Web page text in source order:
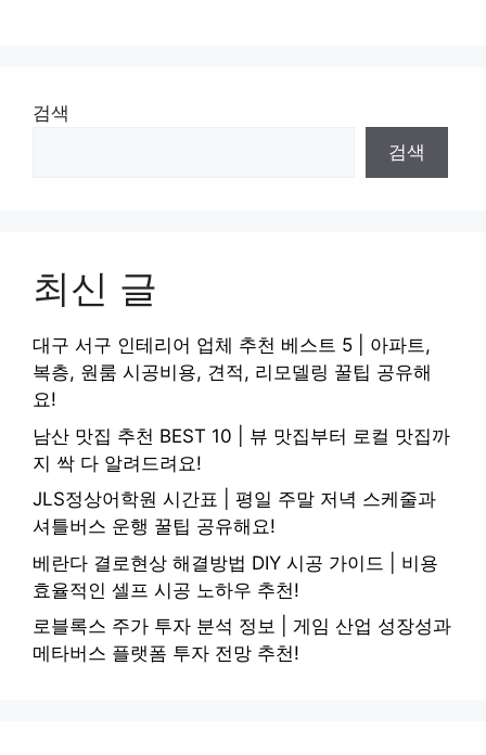
검색
검색
최신 글
대구 서구 인테리어 업체 추천 베스트 5 | 아파트,
복층, 원룸 시공비용, 견적, 리모델링 꿀팁 공유해
요!
남산 맛집 추천 BEST 10 | 뷰 맛집부터 로컬 맛집까
지 싹 다 알려드려요!
JLS정상어학원 시간표 | 평일 주말 저녁 스케줄과
셔틀버스 운행 꿀팁 공유해요!
베란다 결로현상 해결방법 DIY 시공 가이드 | 비용
효율적인 셀프 시공 노하우 추천!
로블록스 주가 투자 분석 정보 | 게임 산업 성장성과
메타버스 플랫폼 투자 전망 추천!